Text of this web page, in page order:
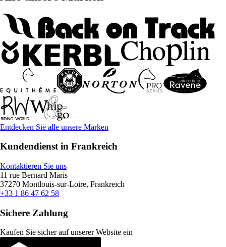
Entdecken Sie alle unsere Marken
Kundendienst in Frankreich
Kontaktieren Sie uns
11 rue Bernard Maris
37270 Montlouis-sur-Loire, Frankreich
+33 1 86 47 62 58
Sichere Zahlung
Kaufen Sie sicher auf unserer Website ein